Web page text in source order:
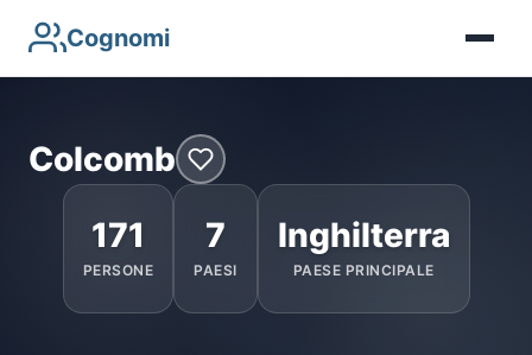
Cognomi
Colcomb
171
PERSONE
7
PAESI
Inghilterra
PAESE PRINCIPALE